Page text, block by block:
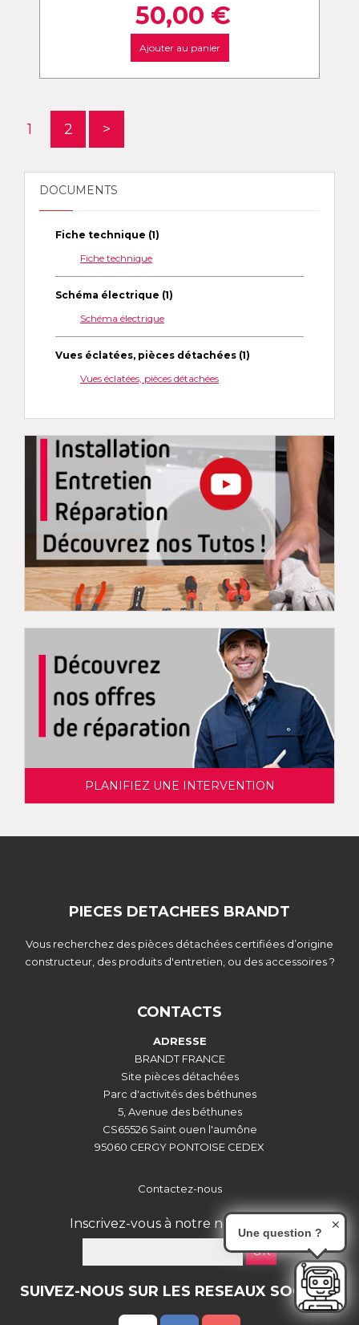
50,00 €
Ajouter au panier
1 2 >
DOCUMENTS
Fiche technique (1)
Fiche technique
Schéma électrique (1)
Schéma électrique
Vues éclatées, pièces détachées (1)
Vues éclatées, pièces détachées
PLANIFIEZ UNE INTERVENTION
PIECES DETACHEES BRANDT
Vous recherchez des pièces détachées certifiées d’origine
constructeur, des produits d'entretien, ou des accessoires ?
CONTACTS
ADRESSE
BRANDT FRANCE
Site pièces détachées
Parc d'activités des béthunes
5, Avenue des béthunes
CS65526 Saint ouen l'aumône
95060 CERGY PONTOISE CEDEX
Contactez-nous
Inscrivez-vous à notre newsletter :
OK
SUIVEZ-NOUS SUR LES RESEAUX SOCIAUX
Une question ?
✕